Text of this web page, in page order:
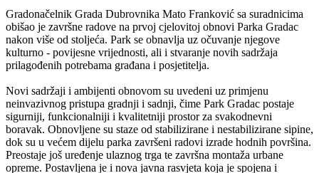
Gradonačelnik Grada Dubrovnika Mato Franković sa suradnicima
obišao je završne radove na prvoj cjelovitoj obnovi Parka Gradac
nakon više od stoljeća. Park se obnavlja uz očuvanje njegove
kulturno - povijesne vrijednosti, ali i stvaranje novih sadržaja
prilagođenih potrebama građana i posjetitelja.
Novi sadržaji i ambijenti obnovom su uvedeni uz primjenu
neinvazivnog pristupa gradnji i sadnji, čime Park Gradac postaje
sigurniji, funkcionalniji i kvalitetniji prostor za svakodnevni
boravak. Obnovljene su staze od stabilizirane i nestabilizirane sipine,
dok su u većem dijelu parka završeni radovi izrade hodnih površina.
Preostaje još uređenje ulaznog trga te završna montaža urbane
opreme. Postavljena je i nova javna rasvjeta koja je spojena i